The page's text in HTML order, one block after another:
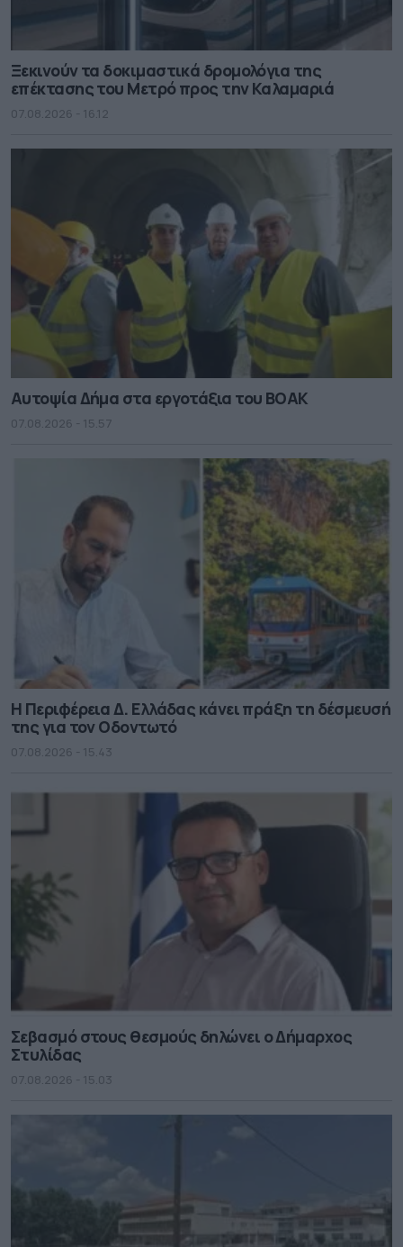
Ξεκινούν τα δοκιμαστικά δρομολόγια της
επέκτασης του Μετρό προς την Καλαμαριά
07.08.2026 - 16.12
Αυτοψία Δήμα στα εργοτάξια του ΒΟΑΚ
07.08.2026 - 15.57
Η Περιφέρεια Δ. Ελλάδας κάνει πράξη τη δέσμευσή
της για τον Οδοντωτό
07.08.2026 - 15.43
Σεβασμό στους θεσμούς δηλώνει ο Δήμαρχος
Στυλίδας
07.08.2026 - 15.03